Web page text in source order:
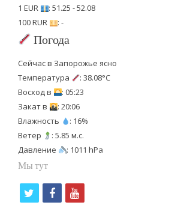
1 EUR
: 51.25 - 52.08
100 RUR
: -
Погода
Сейчас в Запорожье ясно
Температура
: 38.08°C
Восход в
: 05:23
Закат в
: 20:06
Влажность
: 16%
Ветер
: 5.85 м.с.
Давление
: 1011 hPa
Мы тут
f
y